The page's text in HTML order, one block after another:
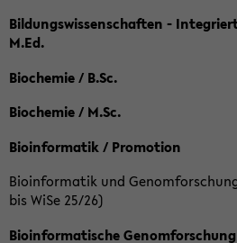
Bildungswissenschaften -
M.Ed.
Biochemie / B.Sc.
Biochemie / M.Sc.
Bioinformatik / Promotion
Bioinformatik und
bis WiSe 25/26)
Bioinformatische Genomforschung